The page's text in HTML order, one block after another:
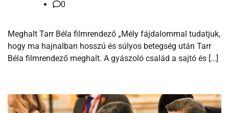
0
Meghalt Tarr Béla filmrendező „Mély fájdalommal tudatjuk,
hogy ma hajnalban hosszú és súlyos betegség után Tarr
Béla filmrendező meghalt. A gyászoló család a sajtó és […]